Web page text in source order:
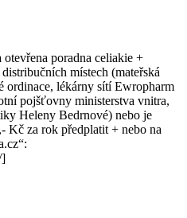
poradna celiakie +
místech (mateřská
ordinace, lékárny sítí Ewropharm
pojšťovny ministerstva vnitra,
Heleny Bedrnové) nebo je
Kč za rok předplatit + nebo na
]